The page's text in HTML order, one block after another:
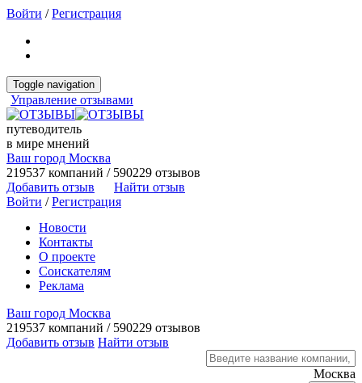
Войти /Регистрация
Toggle navigation
Управление отзывами
путеводитель
в мире мнений
Ваш город Москва
219537 компаний / 590229 отзывов
Добавить отзыв
Найти отзыв
Войти /Регистрация
Новости
Контакты
О проекте
Соискателям
Реклама
Ваш город Москва
219537 компаний / 590229 отзывов
Добавить отзыв Найти отзыв
Москва